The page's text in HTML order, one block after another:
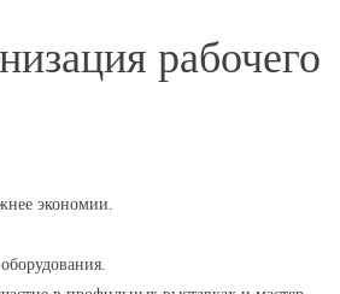
рабочего
экономии.